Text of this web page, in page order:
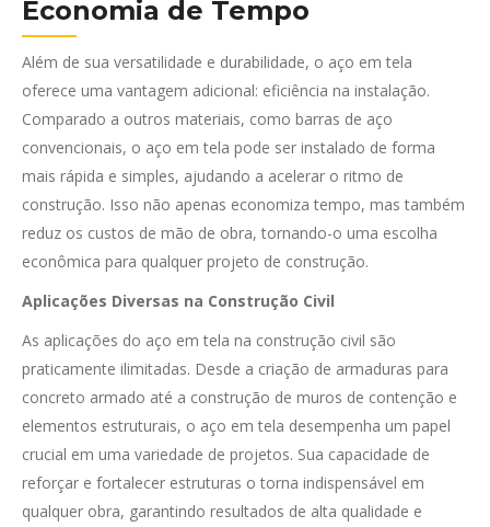
Economia de Tempo
Além de sua versatilidade e durabilidade, o aço em tela
oferece uma vantagem adicional: eficiência na instalação.
Comparado a outros materiais, como barras de aço
convencionais, o aço em tela pode ser instalado de forma
mais rápida e simples, ajudando a acelerar o ritmo de
construção. Isso não apenas economiza tempo, mas também
reduz os custos de mão de obra, tornando-o uma escolha
econômica para qualquer projeto de construção.
Aplicações Diversas na Construção Civil
As aplicações do aço em tela na construção civil são
praticamente ilimitadas. Desde a criação de armaduras para
concreto armado até a construção de muros de contenção e
elementos estruturais, o aço em tela desempenha um papel
crucial em uma variedade de projetos. Sua capacidade de
reforçar e fortalecer estruturas o torna indispensável em
qualquer obra, garantindo resultados de alta qualidade e